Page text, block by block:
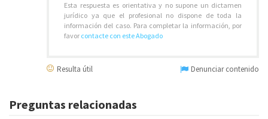
Esta respuesta es orientativa y no supone un dictamen
jurídico ya que el profesional no dispone de toda la
información del caso. Para completar la información, por
favor contacte con este Abogado
Resulta útil Denunciar contenido
Preguntas relacionadas